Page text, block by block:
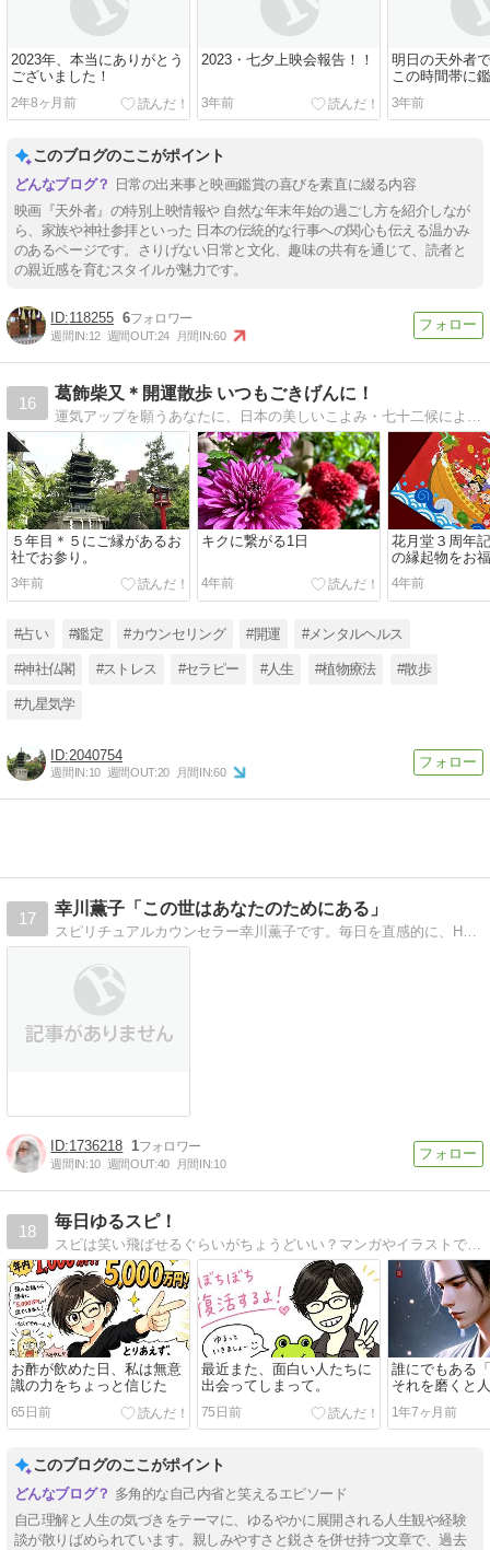
2023年、本当にありがとう
ございました！
2年8ヶ月前
2023・七夕上映会報告！！
3年前
明日の天外者
この時間帯に
3年前
このブログのここがポイント
日常の出来事と映画鑑賞の喜びを素直に綴る内容
映画『天外者』の特別上映情報や 自然な年末年始の過ごし方を紹介しなが
ら、家族や神社参拝といった 日本の伝統的な行事への関心も伝える温かみ
のあるページです。さりげない日常と文化、趣味の共有を通じて、読者と
の親近感を育むスタイルが魅力です。
118255 6
週間IN:12 週間OUT:24 月間IN:60
16
葛飾柴又＊開運散歩 いつもごきげんに！
運気アップを願うあなたに、日本の美しいこよみ・七十二候による、旬の花や食材、行事などをお届け。九星気学鑑定書＊お試し版は【花月堂】にてご提供しております！
５年目＊５にご縁があるお
社でお参り。
3年前
キクに繋がる1日
4年前
花月堂３周年
の縁起物をお
4年前
#占い #鑑定 #カウンセリング #開運 #メンタルヘルス
#神社仏閣 #ストレス #セラピー #人生 #植物療法 #散歩
#九星気学
2040754
週間IN:10 週間OUT:20 月間IN:60
17
幸川薫子「この世はあなたのためにある」
スピリチュアルカウンセラー幸川薫子です。毎日を直感的に、HAPPYな気分ですごして、もっとHAPPYな人生を手にする記事を書いています
1736218 1
週間IN:10 週間OUT:40 月間IN:10
18
毎日ゆるスピ！
スピは笑い飛ばせるぐらいがちょうどいい？マンガやイラストで面白おかしく地に足ついた（？）スピリチュアルを語ります。
お酢が飲めた日、私は無意
識の力をちょっと信じた
65日前
最近また、面白い人たちに
出会ってしまって。
75日前
誰にでもある
それを磨くと
る！
1年7ヶ月前
このブログのここがポイント
多角的な自己内省と笑えるエピソード
自己理解と人生の気づきをテーマに、ゆるやかに展開される人生観や経験
談が散りばめられています。親しみやすさと鋭さを併せ持つ文章で、過去